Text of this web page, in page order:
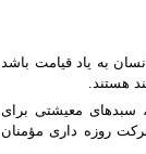
به یاد قیامت باشد
هستند.
سبدهای معیشتی برای
روزه داری مؤمنان